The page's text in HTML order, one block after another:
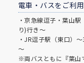
電車・バスをご利
・京急線逗子・葉山
り)行き～
・JR逗子駅（東口）
～
※両バスともに『葉山